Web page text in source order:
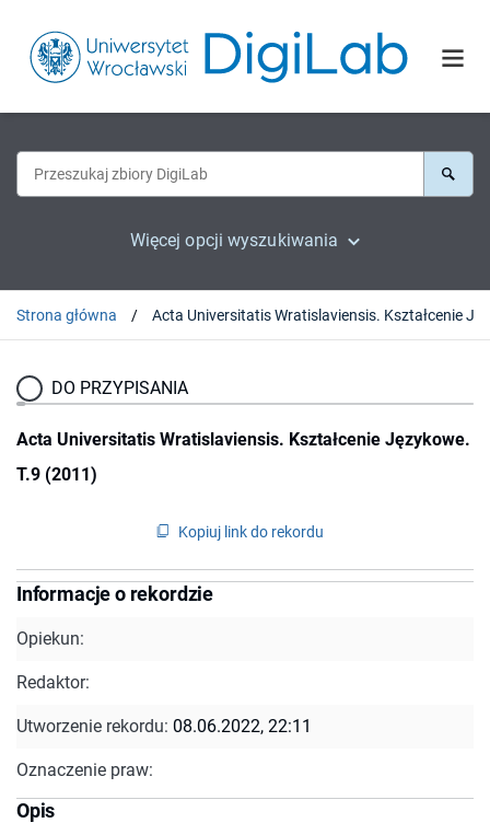
Więcej opcji wyszukiwania
Strona główna
DO PRZYPISANIA
Acta Universitatis Wratislaviensis. Kształcenie Językowe.
T.9 (2011)
Kopiuj link do rekordu
Informacje o rekordzie
Opiekun:
Redaktor:
Utworzenie rekordu: 08.06.2022, 22:11
Oznaczenie praw:
Opis